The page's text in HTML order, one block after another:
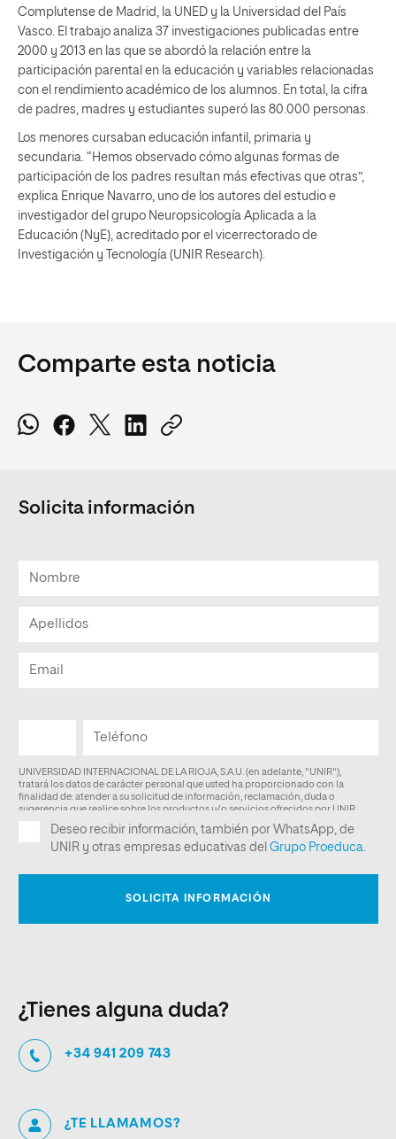
Complutense de Madrid, la UNED y la Universidad del País
Vasco. El trabajo analiza 37 investigaciones publicadas entre
2000 y 2013 en las que se abordó la relación entre la
participación parental en la educación y variables relacionadas
con el rendimiento académico de los alumnos. En total, la cifra
de padres, madres y estudiantes superó las 80.000 personas.
Los menores cursaban educación infantil, primaria y
secundaria. “Hemos observado cómo algunas formas de
participación de los padres resultan más efectivas que otras”,
explica Enrique Navarro, uno de los autores del estudio e
investigador del grupo Neuropsicología Aplicada a la
Educación (NyE), acreditado por el vicerrectorado de
Investigación y Tecnología (UNIR Research).
Comparte esta noticia
Solicita información
¿Tienes alguna duda?
+34 941 209 743
¿TE LLAMAMOS?